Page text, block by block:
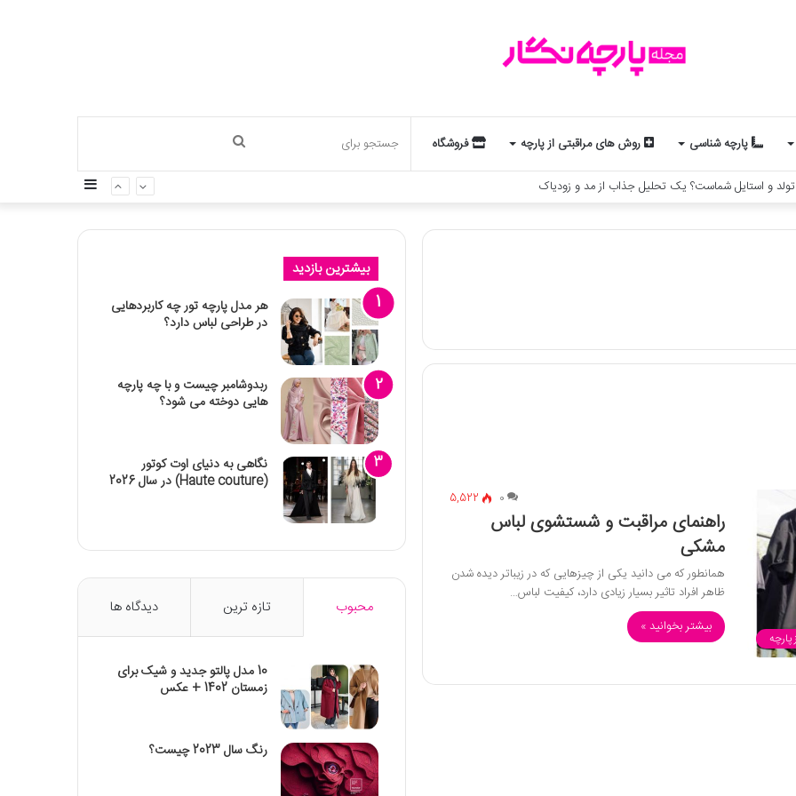
پارچه شناسی روش های مراقبتی از پارچه فروشگاه
تولد و استایل شماست؟ یک تحلیل جذاب از مد و زودیاک
0
5,522
راهنمای مراقبت و شستشوی لباس
مشکی
همانطور که می دانید یکی از چیزهایی که در زیباتر دیده شدن
ظاهر افراد تاثیر بسیار زیادی دارد، کیفیت لباس…
بیشتر بخوانید »
بیشترین بازدید
هر مدل پارچه تور چه کاربردهایی
در طراحی لباس دارد؟
ربدوشامبر چیست و با چه پارچه
هایی دوخته می شود؟
نگاهی به دنیای اوت کوتور
(Haute couture) در سال 2026
محبوب تازه ترین دیدگاه ها
10 مدل پالتو جدید و شیک برای
زمستان 1402 + عکس
رنگ سال 2023 چیست؟